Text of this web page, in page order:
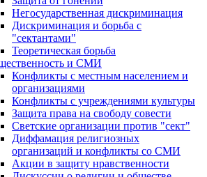
Негосударственная дискриминация
Дискриминация и борьба с
"сектантами"
Теоретическая борьба
и СМИ
Конфликты с местным населением и
организациями
Конфликты с учреждениями культуры
Защита права на свободу совести
Светские организации против "сект"
Диффамация религиозных
организаций и конфликты со СМИ
Акции в защиту нравственности